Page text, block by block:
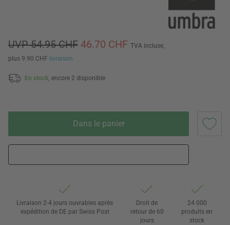
UVP 54.95 CHF 46.70 CHF TVA incluse,
plus 9.90 CHF livraison
En stock, encore 2 disponible
Dans le panier
Livraison 2-4 jours ouvrables après
expédition de DE par Swiss Post
Droit de
retour de 60
jours
24 000
produits en
stock